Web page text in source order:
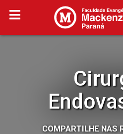
COMPARTILHE NAS